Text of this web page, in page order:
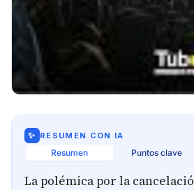
✨ RESUMEN CON IA
Resumen Puntos clave
La polémica por la